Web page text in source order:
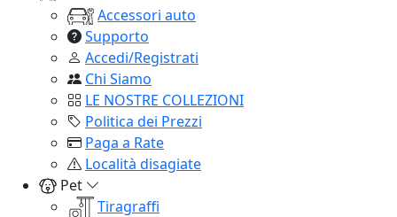
Accessori auto
Supporto
Accedi/Registrati
Chi Siamo
LE NOSTRE COLLEZIONI
Politica dei Prezzi
Paga a Rate
Località disagiate
Pet
Tiragraffi